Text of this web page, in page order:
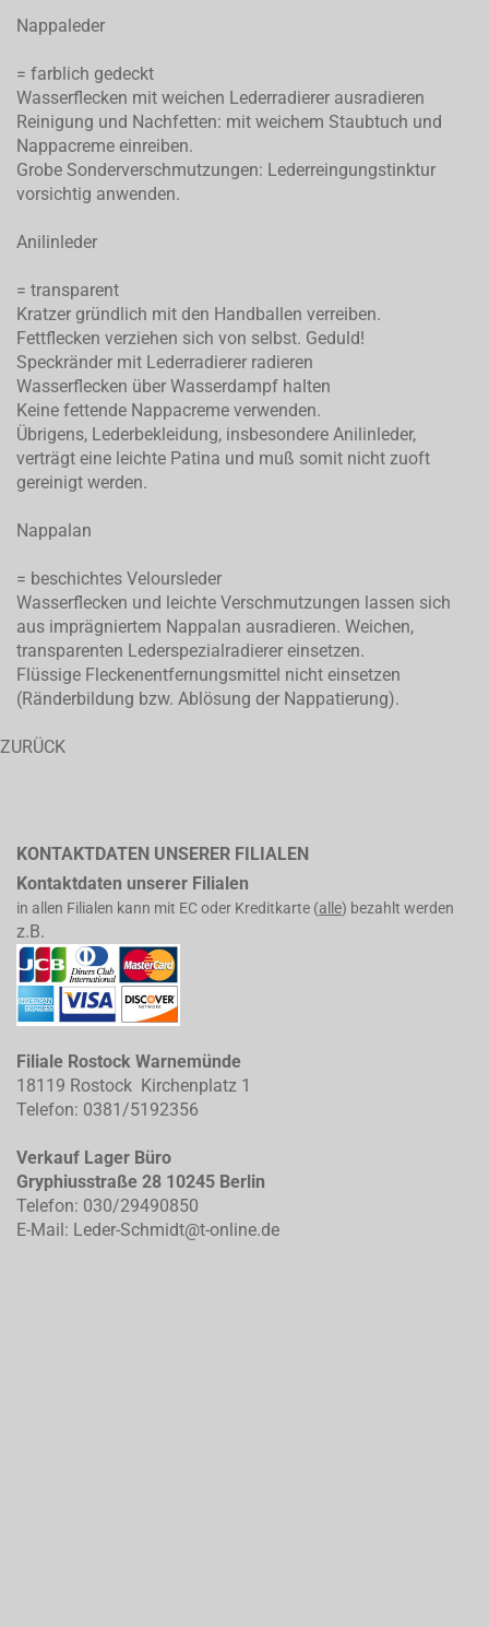
Nappaleder
= farblich gedeckt
Wasserflecken mit weichen Lederradierer ausradieren
Reinigung und Nachfetten: mit weichem Staubtuch und
Nappacreme einreiben.
Grobe Sonderverschmutzungen: Lederreingungstinktur
vorsichtig anwenden.
Anilinleder
= transparent
Kratzer gründlich mit den Handballen verreiben.
Fettflecken verziehen sich von selbst. Geduld!
Speckränder mit Lederradierer radieren
Wasserflecken über Wasserdampf halten
Keine fettende Nappacreme verwenden.
Übrigens, Lederbekleidung, insbesondere Anilinleder,
verträgt eine leichte Patina und muß somit nicht zuoft
gereinigt werden.
Nappalan
= beschichtes Veloursleder
Wasserflecken und leichte Verschmutzungen lassen sich
aus imprägniertem Nappalan ausradieren. Weichen,
transparenten Lederspezialradierer einsetzen.
Flüssige Fleckenentfernungsmittel nicht einsetzen
(Ränderbildung bzw. Ablösung der Nappatierung).
ZURÜCK
KONTAKTDATEN UNSERER FILIALEN
Kontaktdaten unserer Filialen
in allen Filialen kann mit EC oder Kreditkarte (alle) bezahlt werden
z.B.
Filiale Rostock Warnemünde
18119 Rostock Kirchenplatz 1
Telefon: 0381/5192356
Verkauf Lager Büro
Gryphiusstraße 28 10245 Berlin
Telefon: 030/29490850
E-Mail: Leder-Schmidt@t-online.de